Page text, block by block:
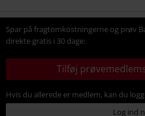
Spar på fragtomkostningerne og prøv
direkte gratis i 30 dage:
Tilføj
Hvis du allerede er medlem, kan du
Log ind